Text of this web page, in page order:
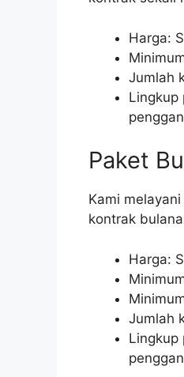
Harga:
Jumlah
Lingkup
Paket
Kami
kontrak
Harga:
Jumlah
Lingkup